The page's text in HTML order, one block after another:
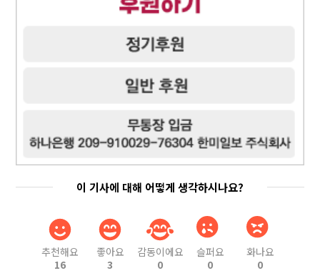
이 기사에 대해 어떻게 생각하시나요?
추천해요
16
좋아요
3
감동이에요
0
슬퍼요
0
화나요
0